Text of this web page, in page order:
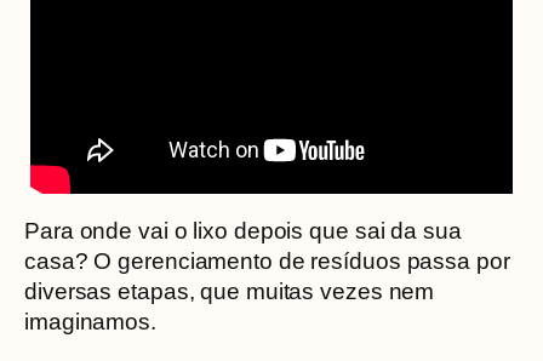
Para onde vai o lixo depois que sai da sua
casa? O gerenciamento de resíduos passa por
diversas etapas, que muitas vezes nem
imaginamos.